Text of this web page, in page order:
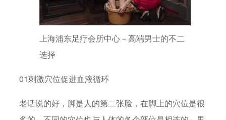
上海浦东足疗会所中心－高端男士的不二
选择
01刺激穴位促进血液循环
老话说的好，脚是人的第二张脸，在脚上的穴位是很